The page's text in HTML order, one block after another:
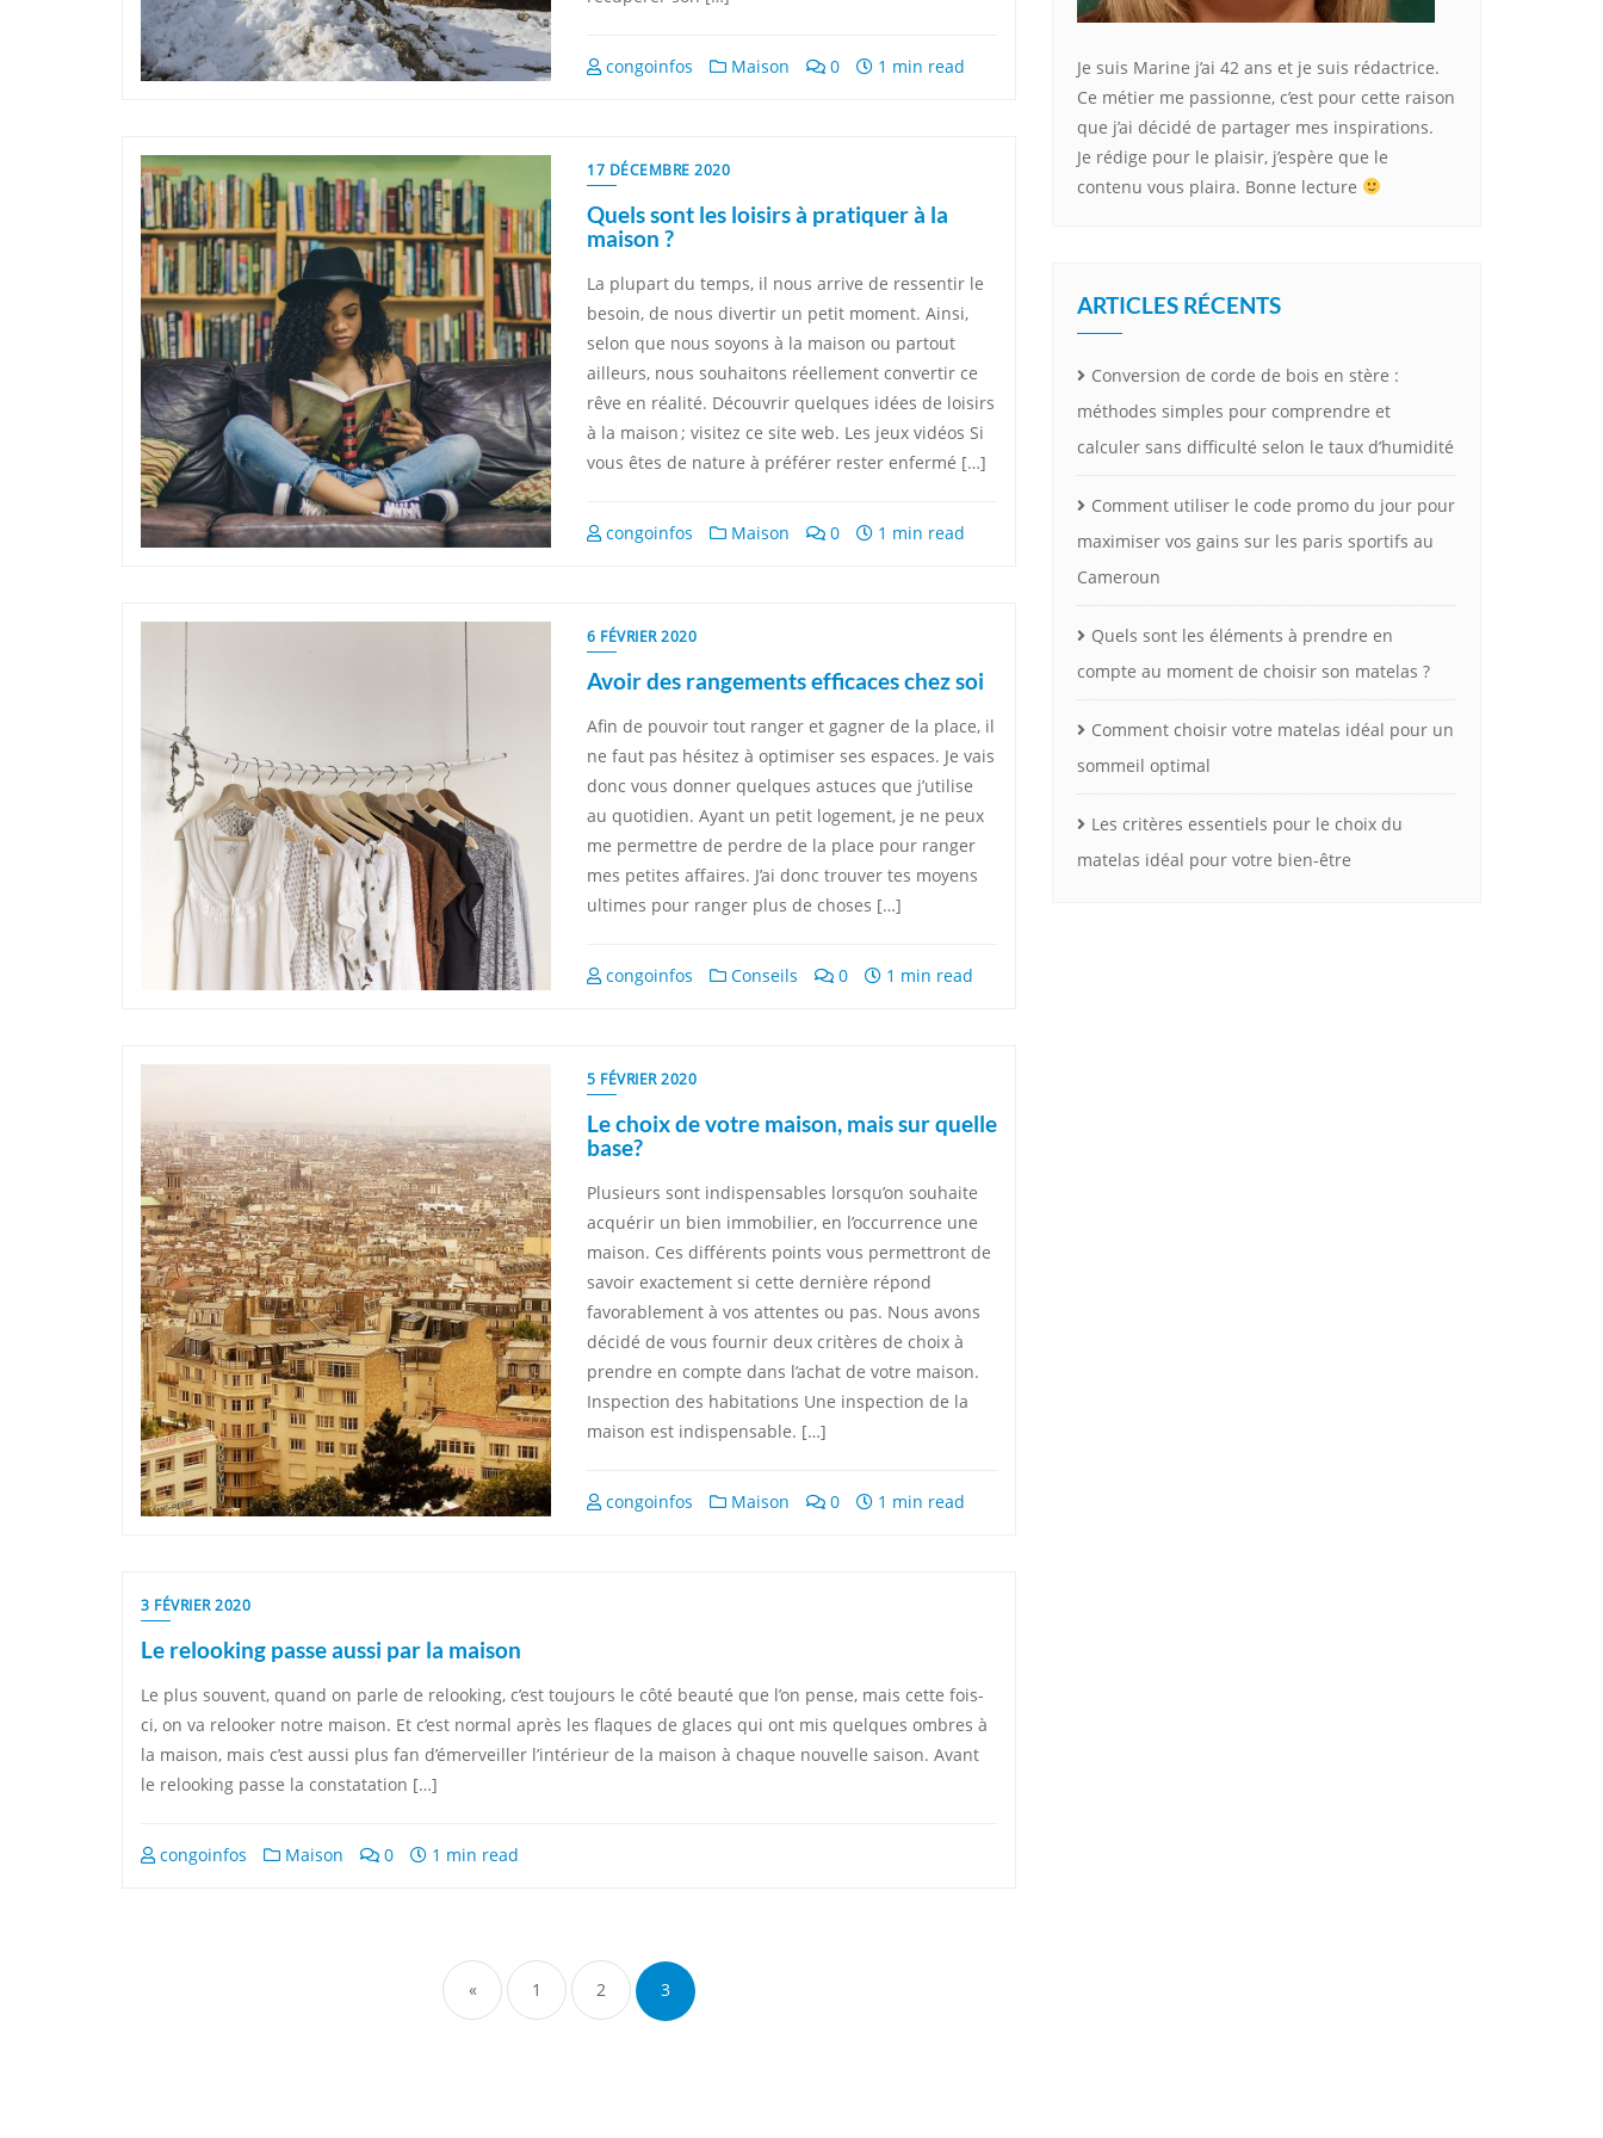
congoinfos Maison 0 1 min read
17 DÉCEMBRE 2020
Quels sont les loisirs à pratiquer à la
maison ?
La plupart du temps, il nous arrive de ressentir le
besoin, de nous divertir un petit moment. Ainsi,
selon que nous soyons à la maison ou partout
ailleurs, nous souhaitons réellement convertir ce
rêve en réalité. Découvrir quelques idées de loisirs
à la maison ; visitez ce site web. Les jeux vidéos Si
vous êtes de nature à préférer rester enfermé […]
congoinfos Maison 0 1 min read
6 FÉVRIER 2020
Avoir des rangements efficaces chez soi
Afin de pouvoir tout ranger et gagner de la place, il
ne faut pas hésitez à optimiser ses espaces. Je vais
donc vous donner quelques astuces que j’utilise
au quotidien. Ayant un petit logement, je ne peux
me permettre de perdre de la place pour ranger
mes petites affaires. J’ai donc trouver tes moyens
ultimes pour ranger plus de choses […]
congoinfos Conseils 0 1 min read
5 FÉVRIER 2020
Le choix de votre maison, mais sur quelle
base?
Plusieurs sont indispensables lorsqu’on souhaite
acquérir un bien immobilier, en l’occurrence une
maison. Ces différents points vous permettront de
savoir exactement si cette dernière répond
favorablement à vos attentes ou pas. Nous avons
décidé de vous fournir deux critères de choix à
prendre en compte dans l’achat de votre maison.
Inspection des habitations Une inspection de la
maison est indispensable. […]
congoinfos Maison 0 1 min read
3 FÉVRIER 2020
Le relooking passe aussi par la maison
Le plus souvent, quand on parle de relooking, c’est toujours le côté beauté que l’on pense, mais cette fois-
ci, on va relooker notre maison. Et c’est normal après les flaques de glaces qui ont mis quelques ombres à
la maison, mais c’est aussi plus fan d’émerveiller l’intérieur de la maison à chaque nouvelle saison. Avant
le relooking passe la constatation […]
congoinfos Maison 0 1 min read
Pagination
des
publications
« 1 2 3
Je suis Marine j’ai 42 ans et je suis rédactrice.
Ce métier me passionne, c’est pour cette raison
que j’ai décidé de partager mes inspirations.
Je rédige pour le plaisir, j’espère que le
contenu vous plaira. Bonne lecture
ARTICLES RÉCENTS
Conversion de corde de bois en stère :
méthodes simples pour comprendre et
calculer sans difficulté selon le taux d’humidité
Comment utiliser le code promo du jour pour
maximiser vos gains sur les paris sportifs au
Cameroun
Quels sont les éléments à prendre en
compte au moment de choisir son matelas ?
Comment choisir votre matelas idéal pour un
sommeil optimal
Les critères essentiels pour le choix du
matelas idéal pour votre bien-être